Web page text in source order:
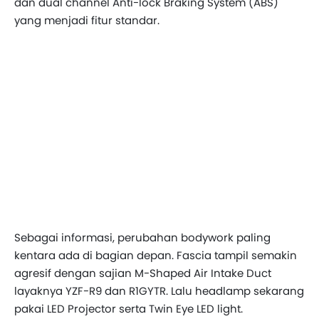
yang menjadi fitur standar.
Sebagai informasi, perubahan bodywork paling
kentara ada di bagian depan. Fascia tampil semakin
agresif dengan sajian M-Shaped Air Intake Duct
layaknya YZF-R9 dan R1GYTR. Lalu headlamp sekarang
pakai LED Projector serta Twin Eye LED light.